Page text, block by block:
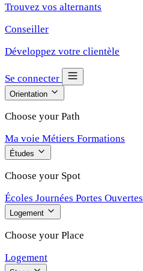
Trouvez vos alternants
Conseiller
Développez votre clientèle
Se connecter
Orientation
Choose your Path
Ma voie Métiers Formations
Études
Choose your Spot
Écoles Journées Portes Ouvertes
Logement
Choose your Place
Logement